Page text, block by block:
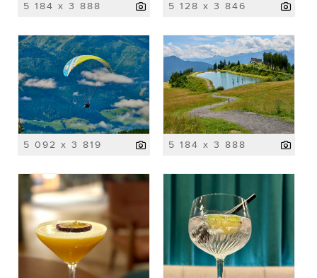
5 184 x 3 888 5 128 x 3 846
5 092 x 3 819 5 184 x 3 888